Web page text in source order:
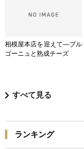
相模屋本店を迎えて―ブル
ゴーニュと熟成チーズ
すべて見る
ランキング